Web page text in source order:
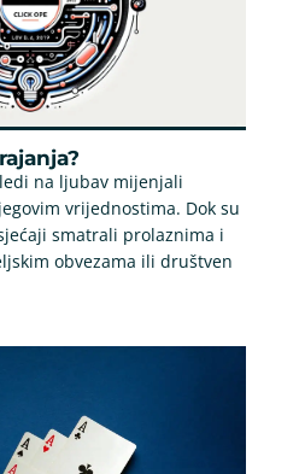
na ljubav mijenjali
vrijednostima. Dok su
smatrali prolaznima i
obvezama ili društven